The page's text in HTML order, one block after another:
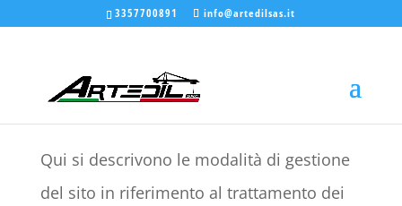
3357700891 info@artedilsas.it
Qui si descrivono le modalità di gestione
del sito in riferimento al trattamento dei